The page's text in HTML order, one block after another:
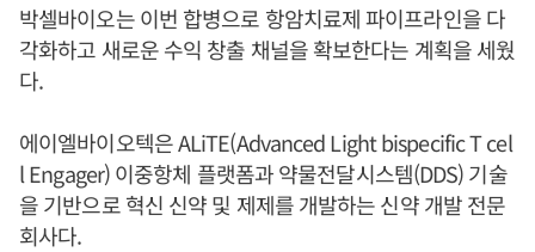
박셀바이오는 이번 합병으로 항암치료제 파이프라인을 다
각화하고 새로운 수익 창출 채널을 확보한다는 계획을 세웠
다.
에이엘바이오텍은 ALiTE(Advanced Light bispecific T cel
l Engager) 이중항체 플랫폼과 약물전달시스템(DDS) 기술
을 기반으로 혁신 신약 및 제제를 개발하는 신약 개발 전문
회사다.